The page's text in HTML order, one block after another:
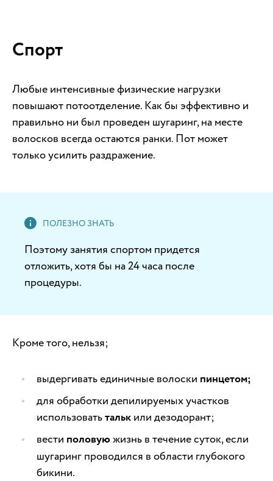
Спорт
Любые интенсивные физические нагрузки
повышают потоотделение. Как бы эффективно и
правильно ни был проведен шугаринг, на месте
волосков всегда остаются ранки. Пот может
только усилить раздражение.
Поэтому занятия спортом придется
отложить, хотя бы на 24 часа после
процедуры.
Кроме того, нельзя;
выдергивать единичные волоски пинцетом;
для обработки депилируемых участков
использоватьтальк или дезодорант;
вести половуюжизнь в течение суток, если
шугаринг проводился в области глубокого
бикини.